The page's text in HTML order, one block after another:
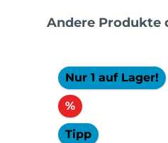
Produktgalerie
Andere Produkte
Nur 1 auf Lager!
%Rabatt
Tipp